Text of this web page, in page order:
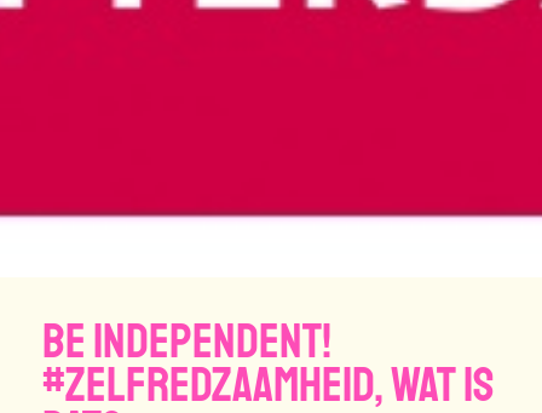
Be independent!
#zelfredzaamheid, wat is